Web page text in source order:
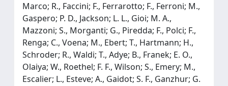
Marco; R., Faccini; F., Ferrarotto; F., Ferroni; M.,
Gaspero; P. D., Jackson; L. L., Gioi; M. A.,
Mazzoni; S., Morganti; G., Piredda; F., Polci; F.,
Renga; C., Voena; M., Ebert; T., Hartmann; H.,
Schroder; R., Waldi; T., Adye; B., Franek; E. O.,
Olaiya; W., Roethel; F. F., Wilson; S., Emery; M.,
Escalier; L., Esteve; A., Gaidot; S. F., Ganzhur; G.